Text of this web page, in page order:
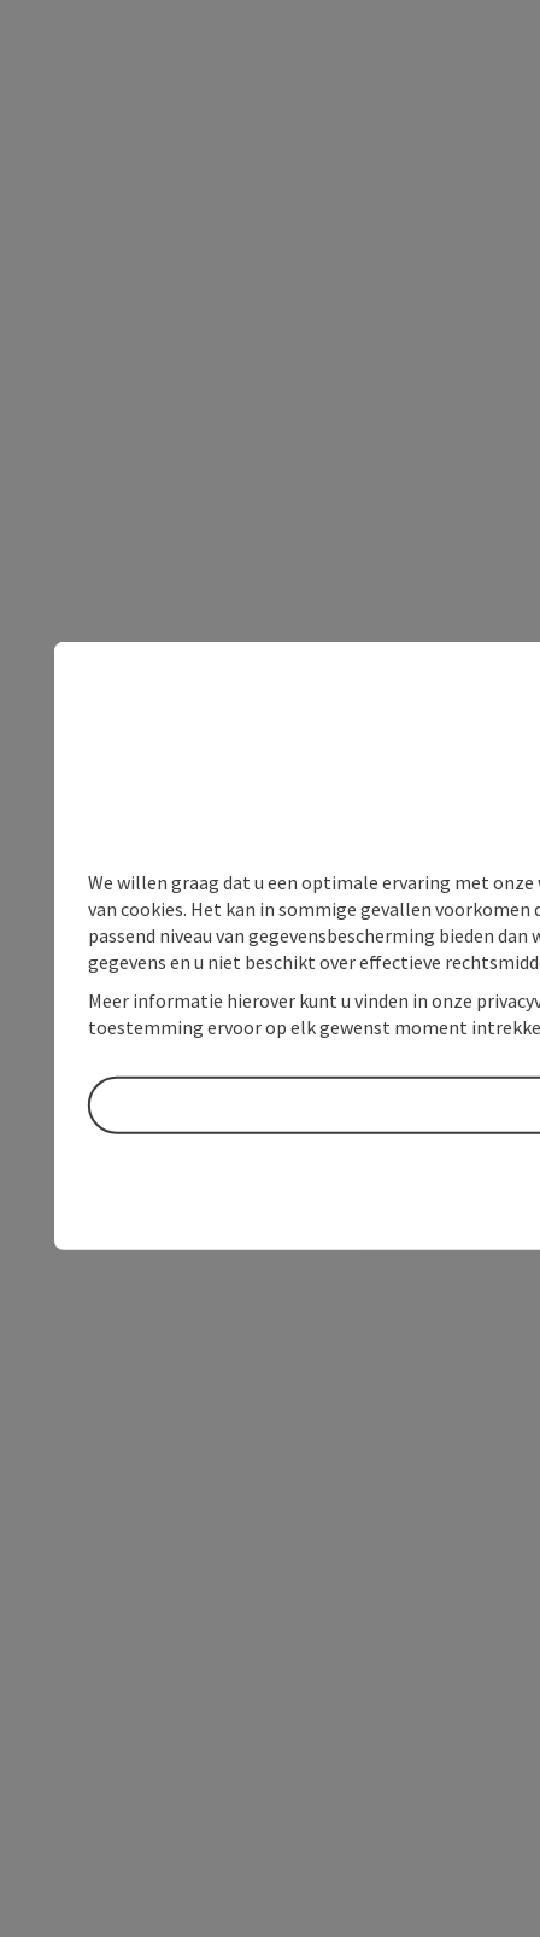
We willen graag dat u een optimale ervaring met
van cookies. Het kan in sommige gevallen voorkomen
passend niveau van gegevensbescherming bieden
gegevens en u niet beschikt over effectieve
Meer informatie hierover kunt u vinden in onze
toestemming ervoor op elk gewenst moment